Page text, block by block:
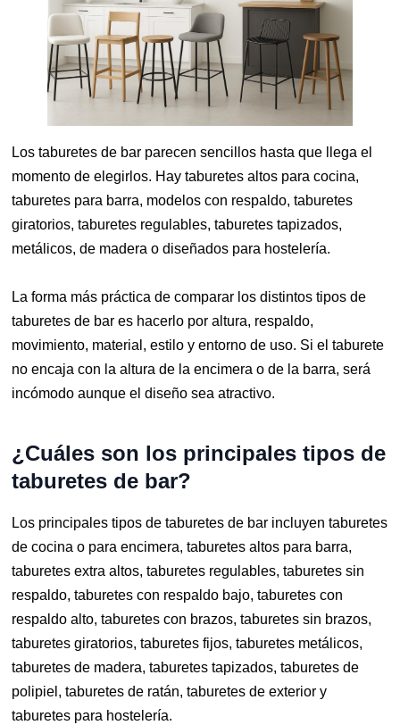
Los taburetes de bar parecen sencillos hasta que llega el
momento de elegirlos. Hay taburetes altos para cocina,
taburetes para barra, modelos con respaldo, taburetes
giratorios, taburetes regulables, taburetes tapizados,
metálicos, de madera o diseñados para hostelería.
La forma más práctica de comparar los distintos tipos de
taburetes de bar es hacerlo por altura, respaldo,
movimiento, material, estilo y entorno de uso. Si el taburete
no encaja con la altura de la encimera o de la barra, será
incómodo aunque el diseño sea atractivo.
¿Cuáles son los principales tipos de
taburetes de bar?
Los principales tipos de taburetes de bar incluyen taburetes
de cocina o para encimera, taburetes altos para barra,
taburetes extra altos, taburetes regulables, taburetes sin
respaldo, taburetes con respaldo bajo, taburetes con
respaldo alto, taburetes con brazos, taburetes sin brazos,
taburetes giratorios, taburetes fijos, taburetes metálicos,
taburetes de madera, taburetes tapizados, taburetes de
polipiel, taburetes de ratán, taburetes de exterior y
taburetes para hostelería.